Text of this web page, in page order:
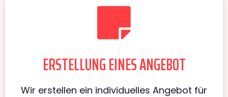
ERSTELLUNG EINES ANGEBOT
Wir erstellen ein individuelles Angebot für